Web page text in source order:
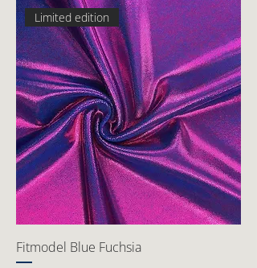
Limited edition
Fitmodel Blue Fuchsia